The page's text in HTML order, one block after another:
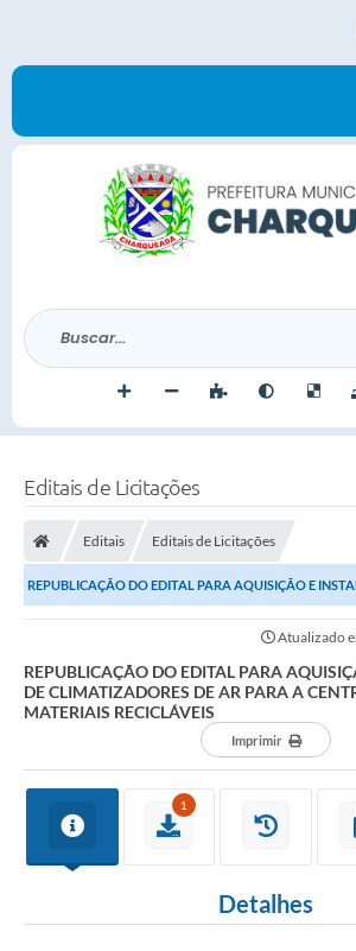
Buscar...
Editais de Licitações
Editais Editais de Licitações
REPUBLICAÇÃO DO EDITAL PARA AQUISIÇÃO E
CLIMATIZADORES DE AR PARA A CENTRAL DE
Atualizado
REPUBLICAÇÃO DO EDITAL PARA
DE CLIMATIZADORES DE AR PARA A
MATERIAIS RECICLÁVEIS
Imprimir
1
Detalhes